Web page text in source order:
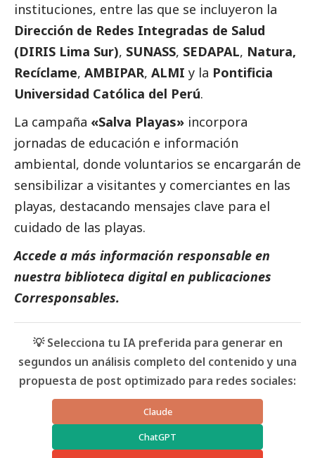
instituciones, entre las que se incluyeron la
Dirección de Redes Integradas de Salud
(DIRIS Lima Sur), SUNASS, SEDAPAL, Natura,
Recíclame, AMBIPAR, ALMI y la Pontificia
Universidad Católica del Perú.
La campaña «Salva Playas» incorpora
jornadas de educación e información
ambiental, donde voluntarios se encargarán de
sensibilizar a visitantes y comerciantes en las
playas, destacando mensajes clave para el
cuidado de las playas.
Accede a más información responsable en
nuestra biblioteca digital en publicaciones
Corresponsables.
💡 Selecciona tu IA preferida para generar en
segundos un análisis completo del contenido y una
propuesta de post optimizado para redes sociales:
Claude
ChatGPT